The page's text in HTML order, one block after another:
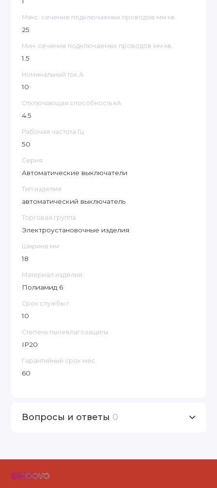
Макс. сечение подключаемых проводов мм кв.
25
Мин. сечение подключаемых проводов мм кв.
1.5
Номинальный ток А
10
Отключающая способность кА
4.5
Рабочая частота Гц
50
Серия
Автоматические выключатели
Тип изделия
автоматический выключатель
Торговая группа
Электроустановочные изделия
Ширина мм
18
Материал изделия
Полиамид 6
Срок службы г.
10
Степень пылевлагозащиты
IP20
Гарантийный срок мес.
60
Вопросы и ответы 0